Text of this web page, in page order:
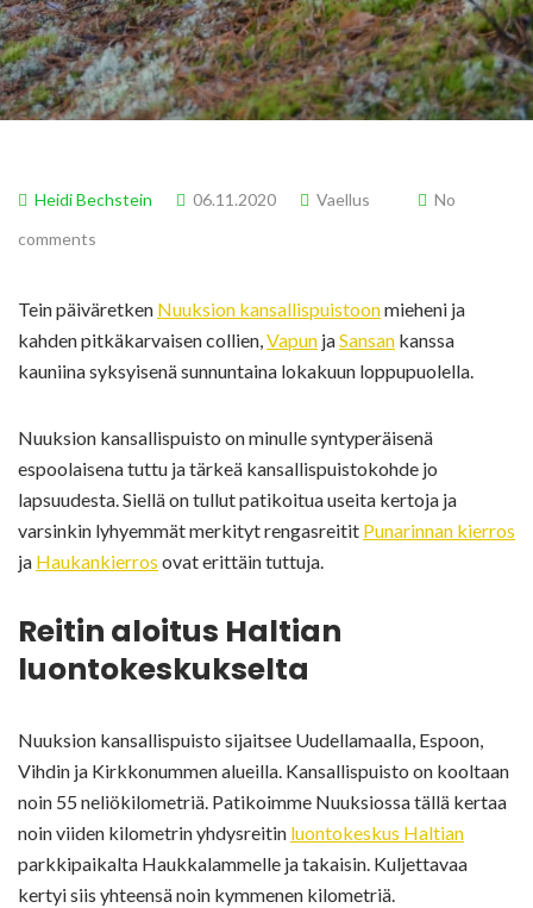
Heidi Bechstein 06.11.2020 Vaellus
No
comments
Tein päiväretken Nuuksion kansallispuistoonmieheni ja
kahden pitkäkarvaisen collien,Vapun jaSansan kanssa
kauniina syksyisenä sunnuntaina lokakuun loppupuolella.
Nuuksion kansallispuisto on minulle syntyperäisenä
espoolaisena tuttu ja tärkeä kansallispuistokohde jo
lapsuudesta. Siellä on tullut patikoitua useita kertoja ja
varsinkin lyhyemmät merkityt rengasreitit Punarinnan kierros
ja Haukankierros ovat erittäin tuttuja.
Reitin aloitus Haltian
luontokeskukselta
Nuuksion kansallispuisto sijaitsee Uudellamaalla, Espoon,
Vihdin ja Kirkkonummen alueilla. Kansallispuisto on kooltaan
noin 55 neliökilometriä. Patikoimme Nuuksiossa tällä kertaa
noin viiden kilometrin yhdysreitin luontokeskus Haltian
parkkipaikalta Haukkalammelle ja takaisin. Kuljettavaa
kertyi siis yhteensä noin kymmenen kilometriä.